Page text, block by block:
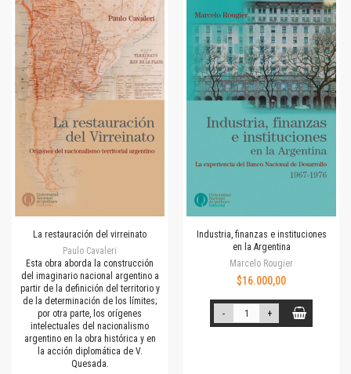
La restauración del virreinato
Paulo Cavaleri
Esta obra aborda la construcción
del imaginario nacional argentino a
partir de la definición del territorio y
de la determinación de los límites;
por otra parte, los orígenes
intelectuales del nacionalismo
argentino en la obra histórica y en
la acción diplomática de V.
Quesada.
Industria, finanzas e instituciones
en la Argentina
Marcelo Rougier
$16.000,00
- +